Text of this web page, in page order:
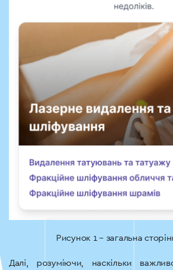
Рисунок 1 – загальна
Далі, розуміючи, наскільки